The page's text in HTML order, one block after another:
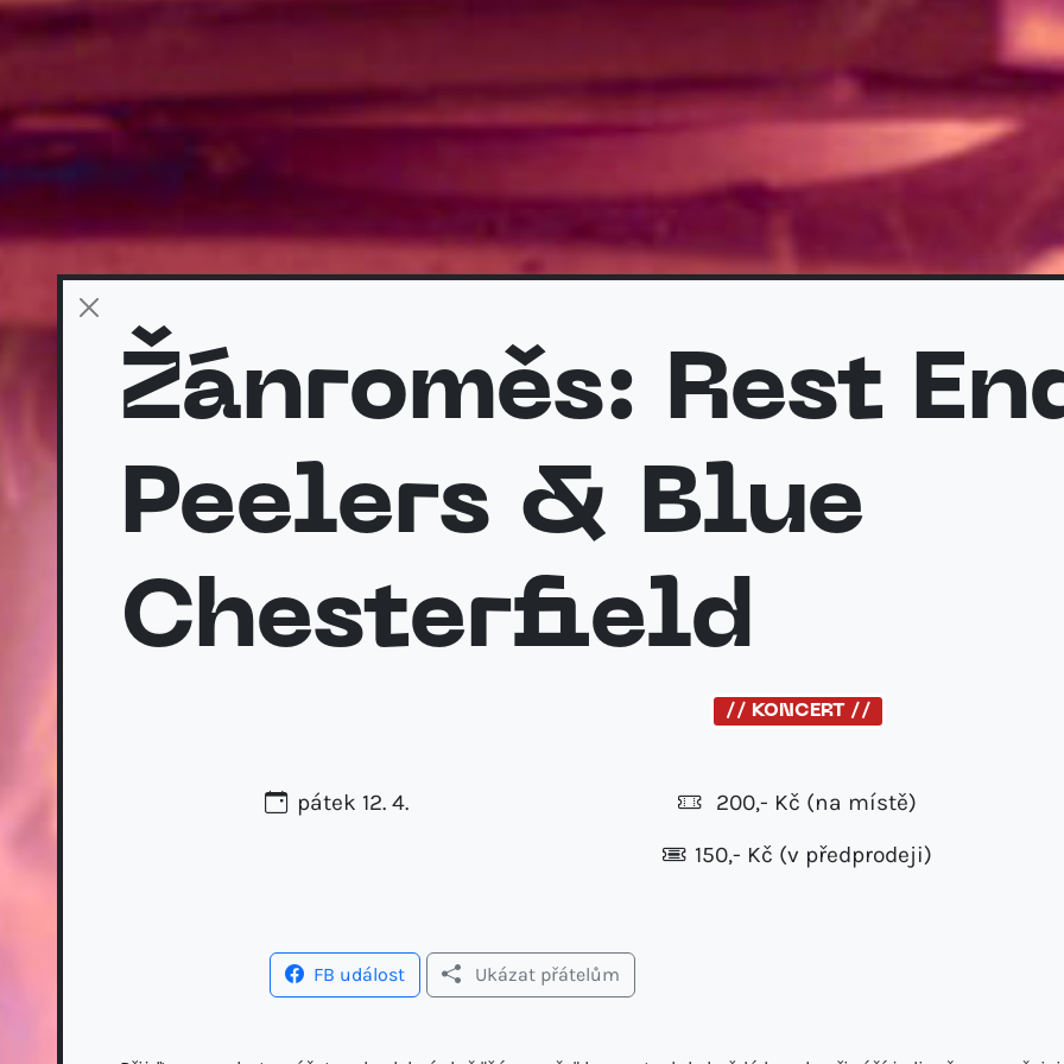
Žánroměs: Rest
Peelers & Blue
Chesterfield
// KONCERT //
pátek 12. 4. 200,- Kč (na místě)
150,- Kč (v předprodeji)
FB událost Ukázat přátelům